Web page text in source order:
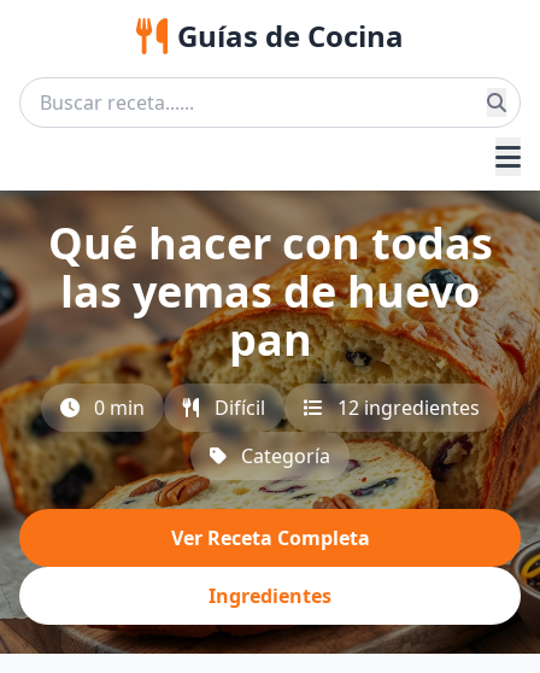
Guías de Cocina
Qué hacer con todas
las yemas de huevo
pan
0 min Difícil
12 ingredientes
Categoría
Ver Receta Completa
Ingredientes